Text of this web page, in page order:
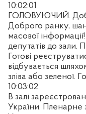
10:02:01
ГОЛОВУЮЧИЙ.
Доброго ранку,
масової
депутатів до зали.
Готові
відбувається
зліва або зеленої.
10:03:02
В залі
України. Пленарне